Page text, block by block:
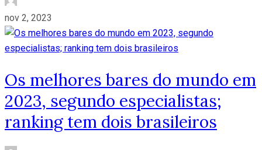
nov 2, 2023
Os melhores bares do mundo em
2023, segundo especialistas;
ranking tem dois brasileiros